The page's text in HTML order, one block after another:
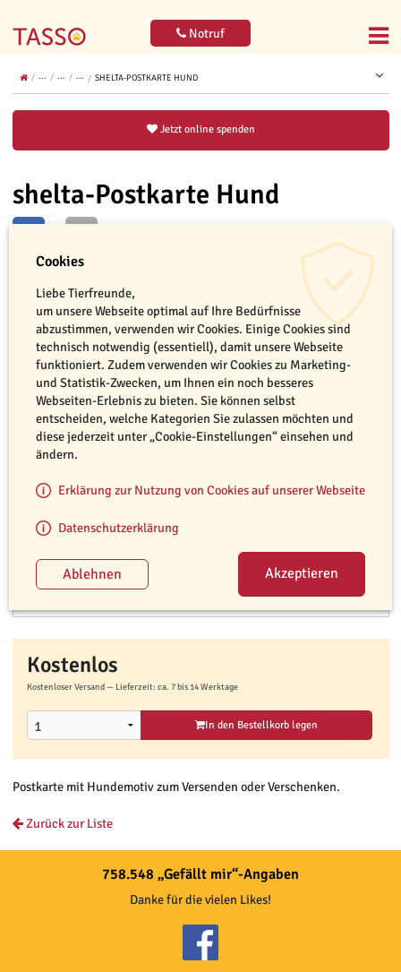
Notruf
... ... ... SHELTA-POSTKARTE HUND
Jetzt online spenden
shelta-Postkarte Hund
Jetzt bestellen
Kostenlos
Kostenloser Versand — Lieferzeit: ca. 7 bis 14 Werktage
In den Bestellkorb legen
Postkarte mit Hundemotiv zum Versenden oder Verschenken.
Zurück zur Liste
758.548 „Gefällt mir“-Angaben
Danke für die vielen Likes!
Cookies
Liebe Tierfreunde,
um unsere Webseite optimal auf Ihre Bedürfnisse
abzustimmen, verwenden wir Cookies. Einige Cookies sind
technisch notwendig (essentiell), damit unsere Webseite
funktioniert. Zudem verwenden wir Cookies zu Marketing-
und Statistik-Zwecken, um Ihnen ein noch besseres
Webseiten-Erlebnis zu bieten. Sie können selbst
entscheiden, welche Kategorien Sie zulassen möchten und
diese jederzeit unter „Cookie-Einstellungen“ einsehen und
ändern.
Erklärung zur Nutzung von Cookies auf unserer Webseite
Datenschutzerklärung